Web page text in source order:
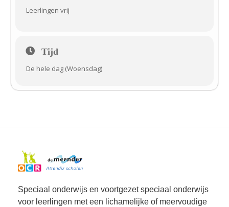
Leerlingen vrij
Tijd
De hele dag (Woensdag)
Speciaal onderwijs en voortgezet speciaal onderwijs
voor leerlingen met een lichamelijke of meervoudige